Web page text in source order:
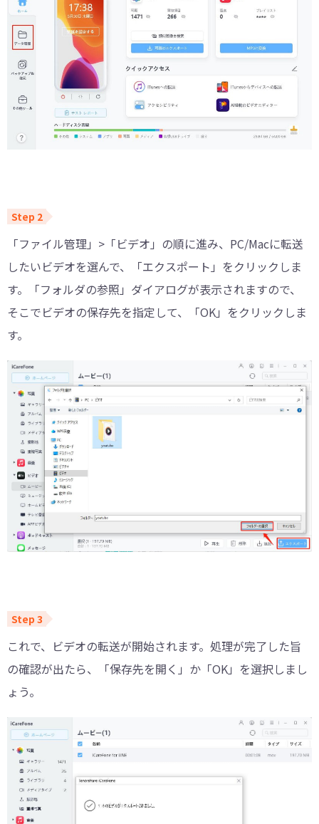
「ファイル管理」>「ビデオ」の順に進み、PC/Macに転送
したいビデオを選んで、「エクスポート」をクリックしま
す。「フォルダの参照」ダイアログが表示されますので、
そこでビデオの保存先を指定して、「OK」をクリックしま
す。
これで、ビデオの転送が開始されます。処理が完了した旨
の確認が出たら、「保存先を開く」か「OK」を選択しまし
ょう。